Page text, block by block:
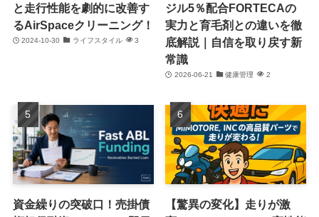
と走行性能を劇的に改善す
るAirSpaceクリーニング！
2024-10-30 ライフスタイル 3
ジル5％配合FORTECAの
実力と育毛剤との違いを徹
底解説｜自信を取り戻す新
常識
2026-06-21 健康管理 2
資金繰りの突破口！売掛債
【驚異の変化】走りが激